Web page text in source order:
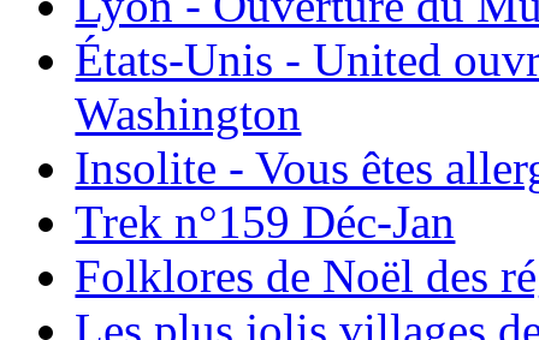
États-Unis - United
Washington
Insolite - Vous êtes
Trek n°159 Déc-Jan
Folklores de Noël des
Les plus jolis villages